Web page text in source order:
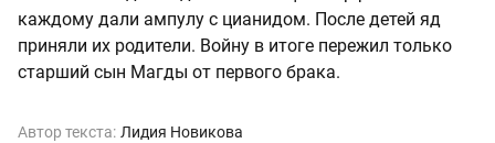
каждому дали ампулу с цианидом. После детей яд
приняли их родители. Войну в итоге пережил только
старший сын Магды от первого брака.
Автор текста: Лидия Новикова